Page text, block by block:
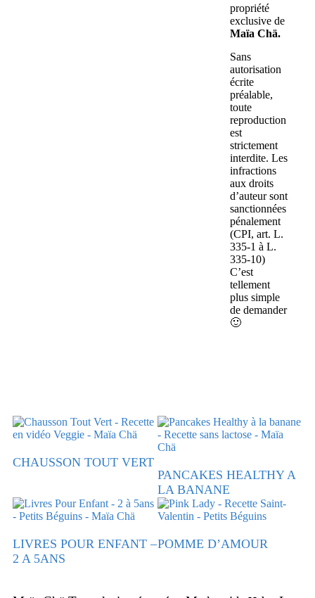
propriété
exclusive de
Maïa Chä.
Sans
autorisation
écrite
préalable,
toute
reproduction
est
strictement
interdite. Les
infractions
aux droits
d’auteur sont
sanctionnées
pénalement
(CPI, art. L.
335-1 à L.
335-10)
C’est
tellement
plus simple
de demander
🙂
CHAUSSON TOUT VERT
PANCAKES HEALTHY A
LA BANANE
LIVRES POUR ENFANT –
2 A 5ANS
POMME D’AMOUR